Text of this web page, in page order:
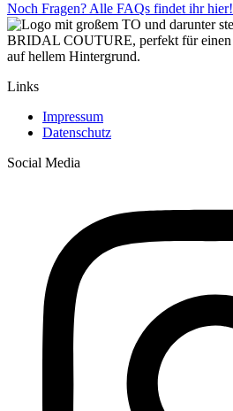
Noch Fragen? Alle FAQs findet ihr hier!
Links
Impressum
Datenschutz
Social Media